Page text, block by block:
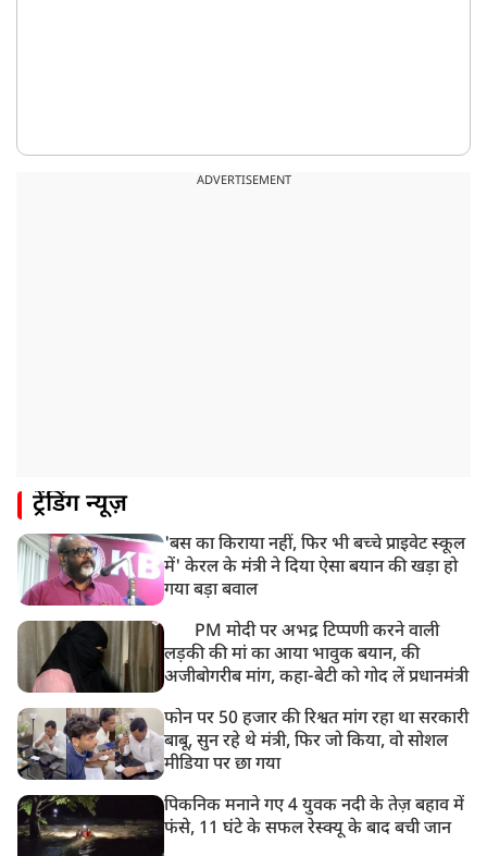
ADVERTISEMENT
ट्रेंडिंग न्यूज़
'बस का किराया नहीं, फिर भी बच्चे प्राइवेट स्कूल
में' केरल के मंत्री ने दिया ऐसा बयान की खड़ा हो
गया बड़ा बवाल
PM मोदी पर अभद्र टिप्पणी करने वाली
लड़की की मां का आया भावुक बयान, की
अजीबोगरीब मांग, कहा-बेटी को गोद लें प्रधानमंत्री
फोन पर 50 हजार की रिश्वत मांग रहा था सरकारी
बाबू, सुन रहे थे मंत्री, फिर जो किया, वो सोशल
मीडिया पर छा गया
पिकनिक मनाने गए 4 युवक नदी के तेज़ बहाव में
फंसे, 11 घंटे के सफल रेस्क्यू के बाद बची जान